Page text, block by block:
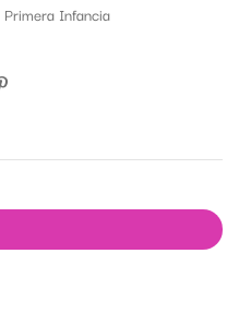
Primera Infancia